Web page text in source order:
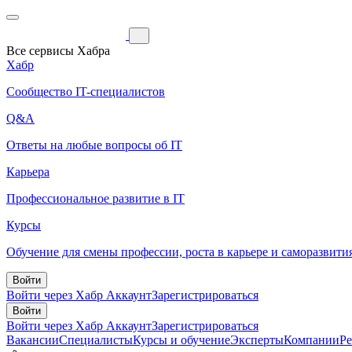
Все сервисы Хабра
Хабр
Сообщество IT-специалистов
Q&A
Ответы на любые вопросы об IT
Карьера
Профессиональное развитие в IT
Курсы
Обучение для смены профессии, роста в карьере и
Войти
Войти через Хабр АккаунтЗарегистрироваться
Войти
Войти через Хабр АккаунтЗарегистрироваться
ВакансииСпециалистыКурсы и обучениеЭкспертыКомпании